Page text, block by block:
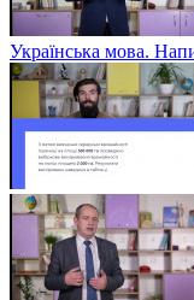
Українська мова.